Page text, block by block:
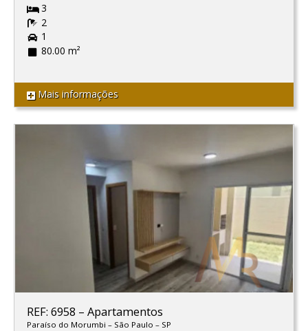
3
2
1
80.00 m²
Mais informações
REF: 6958 – Apartamentos
Paraíso do Morumbi – São Paulo – SP